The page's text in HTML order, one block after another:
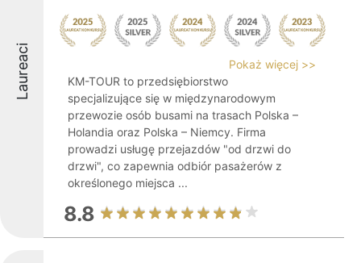
Laureaci
Pokaż więcej >>
KM-TOUR to przedsiębiorstwo
specjalizujące się w międzynarodowym
przewozie osób busami na trasach Polska –
Holandia oraz Polska – Niemcy. Firma
prowadzi usługę przejazdów "od drzwi do
drzwi", co zapewnia odbiór pasażerów z
określonego miejsca ...
8.8